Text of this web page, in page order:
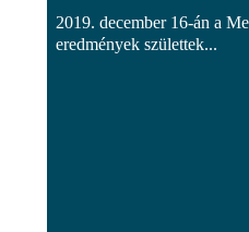
2019. december 16-án a
eredmények születtek...